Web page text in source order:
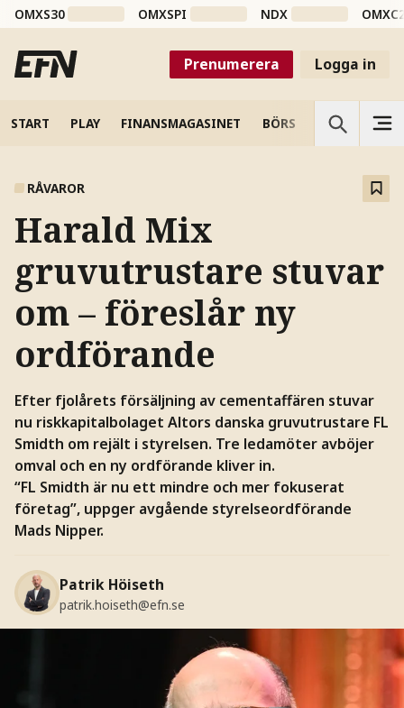
OMXS30 OMXSPI NDX
Prenumerera Logga in
START PLAY FINANSMAGASINET BÖRS VETENSKAP
RÅVAROR
Harald Mix
gruvutrustare stuvar
om – föreslår ny
ordförande
Efter fjolårets försäljning av cementaffären stuvar
nu riskkapitalbolaget Altors danska gruvutrustare FL
Smidth om rejält i styrelsen. Tre ledamöter avböjer
omval och en ny ordförande kliver in.
“FL Smidth är nu ett mindre och mer fokuserat
företag”, uppger avgående styrelseordförande
Mads Nipper.
Patrik Höiseth
patrik.hoiseth@efn.se